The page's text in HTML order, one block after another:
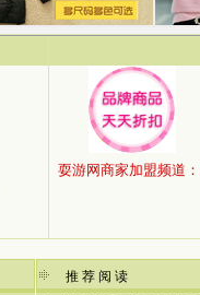
推 荐 阅 读